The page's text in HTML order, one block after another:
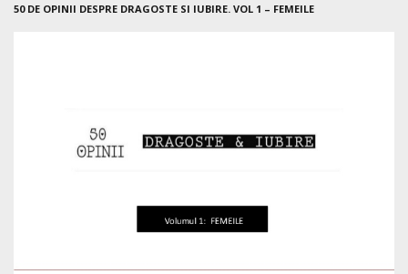
50 DE OPINII DESPRE DRAGOSTE SI IUBIRE. VOL 1 – FEMEILE